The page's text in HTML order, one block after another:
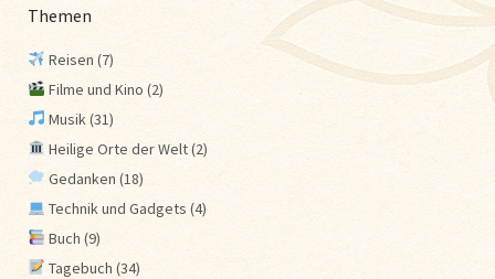
Themen
Reisen (7)
Filme und Kino (2)
Musik (31)
Heilige Orte der Welt(2)
Gedanken (18)
Technik und Gadgets (4)
Buch (9)
Tagebuch (34)